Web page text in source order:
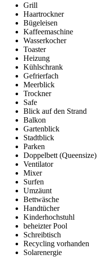
Grill
Haartrockner
Bügeleisen
Kaffeemaschine
Wasserkocher
Toaster
Heizung
Kühlschrank
Gefrierfach
Meerblick
Trockner
Safe
Blick auf den Strand
Balkon
Gartenblick
Stadtblick
Parken
Doppelbett (Queensize)
Ventilator
Mixer
Surfen
Umzäunt
Bettwäsche
Handtücher
Kinderhochstuhl
beheizter Pool
Schreibtisch
Recycling vorhanden
Solarenergie